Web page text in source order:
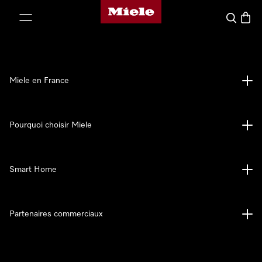
Page d'accueil Miele
Search
Miele en France
Pourquoi choisir Miele
Smart Home
Partenaires commerciaux